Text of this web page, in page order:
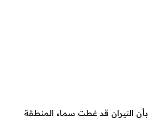
النيران قد غطت سماء المنطقة